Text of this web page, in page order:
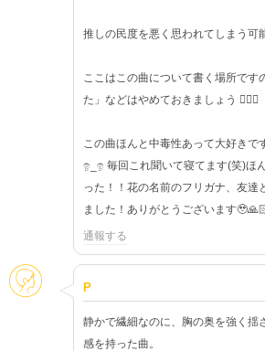
推しの民度を悪く思われてしまう可能
ここはこの曲について書く場所です
た」などはやめておきましょう ✋🏻😖
この曲ほんと中毒性あって大好きで
ඉ_ඉ 毎回これ聞いて寝てます(笑)ほ
った！！花の名前のフリガナ、友達
ました！ありがとうございます
通報する
そのほか
P
静かで繊細なのに、胸の奥を強く揺
感を持った曲。